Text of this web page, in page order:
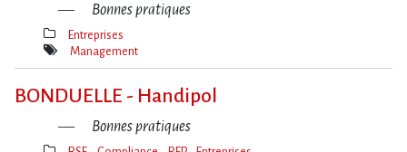
Bonnes pratiques
Thèmes(s)
Entreprises
Mot(s)-
Management
BONDUELLE - Handipol
Bonnes pratiques